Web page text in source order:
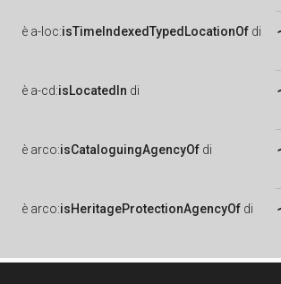
è a-loc:isTimeIndexedTypedLocationOf di
è a-cd:isLocatedIn di
è arco:isCataloguingAgencyOf di
è arco:isHeritageProtectionAgencyOf di